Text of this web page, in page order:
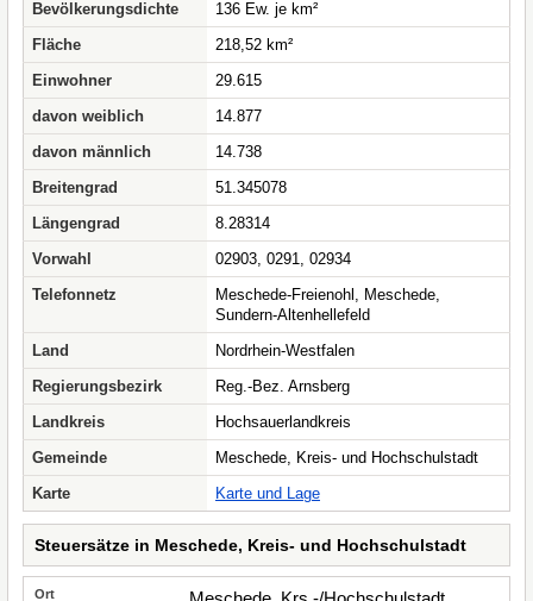
Bevölkerungsdichte
136 Ew. je km²
Fläche
218,52 km²
Einwohner
29.615
davon weiblich
14.877
davon männlich
14.738
Breitengrad
51.345078
Längengrad
8.28314
Vorwahl
02903, 0291, 02934
Telefonnetz
Meschede-Freienohl, Meschede,
Sundern-Altenhellefeld
Land
Nordrhein-Westfalen
Regierungsbezirk
Reg.-Bez. Arnsberg
Landkreis
Hochsauerlandkreis
Gemeinde
Meschede, Kreis- und Hochschulstadt
Karte
Karte und Lage
Steuersätze in Meschede, Kreis- und Hochschulstadt